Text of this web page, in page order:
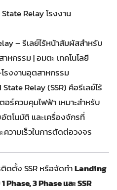
Relay โรงงาน
– รีเลย์ไร้หน้าสัมผัสสำหรับ
หกรรม | อมตะ เทคโนโลยี
งงานอุตสาหกรรม
Relay (SSR) คือรีเลย์ไร้
ร์ควบคุมไฟฟ้า เหมาะสำหรับ
ตโนมัติ และเครื่องจักรที่
วามเร็วในการตัดต่อวงจร
ดตั้ง SSR หรือจัดทำLanding
3 Phase และ SSR